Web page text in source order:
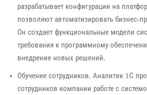
разрабатывает конфигурации на
позволяют автоматизировать бизнес-
Он создает функциональные модели
требования к программному
внедрение новых решений.
Обучение сотрудников. Аналитик 1С
сотрудников компании работе с